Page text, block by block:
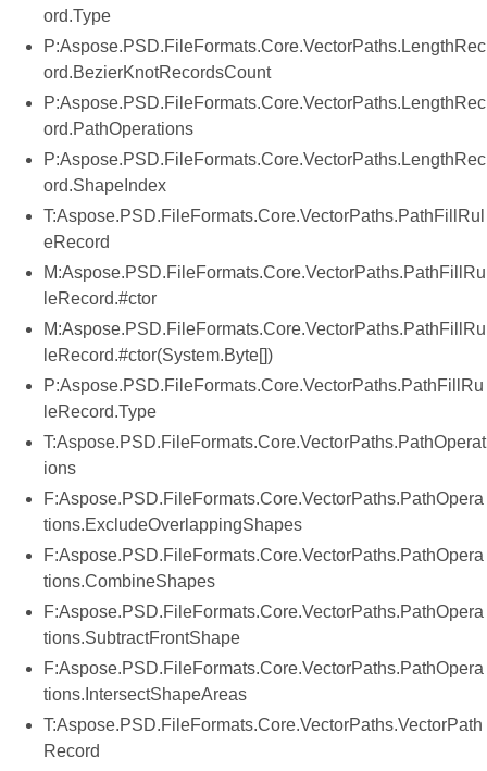
ord.Type
P:Aspose.PSD.FileFormats.Core.VectorPaths.LengthRec
ord.BezierKnotRecordsCount
P:Aspose.PSD.FileFormats.Core.VectorPaths.LengthRec
ord.PathOperations
P:Aspose.PSD.FileFormats.Core.VectorPaths.LengthRec
ord.ShapeIndex
T:Aspose.PSD.FileFormats.Core.VectorPaths.PathFillRul
eRecord
M:Aspose.PSD.FileFormats.Core.VectorPaths.PathFillRu
leRecord.#ctor
M:Aspose.PSD.FileFormats.Core.VectorPaths.PathFillRu
leRecord.#ctor(System.Byte[])
P:Aspose.PSD.FileFormats.Core.VectorPaths.PathFillRu
leRecord.Type
T:Aspose.PSD.FileFormats.Core.VectorPaths.PathOperat
ions
F:Aspose.PSD.FileFormats.Core.VectorPaths.PathOpera
tions.ExcludeOverlappingShapes
F:Aspose.PSD.FileFormats.Core.VectorPaths.PathOpera
tions.CombineShapes
F:Aspose.PSD.FileFormats.Core.VectorPaths.PathOpera
tions.SubtractFrontShape
F:Aspose.PSD.FileFormats.Core.VectorPaths.PathOpera
tions.IntersectShapeAreas
T:Aspose.PSD.FileFormats.Core.VectorPaths.VectorPath
Record